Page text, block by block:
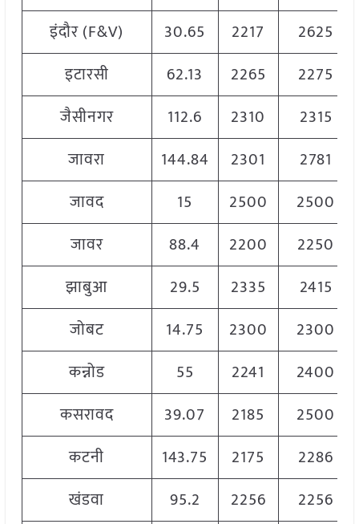
इंदौर (F&V)
30.65 2217
2625
इटारसी
62.13 2265
2275
जैसीनगर
112.6 2310
2315
जावरा
144.84 2301
2781
जावद
15 2500
2500
जावर
88.4 2200
2250
झाबुआ
29.5 2335
2415
जोबट
14.75 2300
2300
कन्नोड
55 2241
2400
कसरावद
39.07 2185
2500
कटनी
143.75 2175
2286
खंडवा
95.2 2256
2256